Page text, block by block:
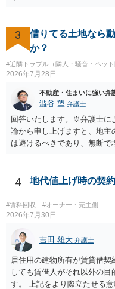
れますが、これは法的な保
れるかどうかについては信
すので、建物を事務所・店
り、リスクはそれほど大き
大家さんが契約違反を口実に
したり、立ち退きを迫る材料
ん。
3
借りてる土地なら
か？
#近隣トラブル（隣人・騒音・ペット
2026年7月28日
不動産・住まいに強い弁
澁谷 望 弁護士
回答いたします。※弁護士に
論から申し上げますと、地主
は避けるべきであり、無断
上、自分のペットの遺骨を
棄には該当しないため、犯
物の所有者は質問者様であ
ります。そのため、地主に無
を侵害する行為や、借地人と
事前に地主へ相談して許可
植え等で供養する「プランタ
されるのが確実かと思います
4 地代値上げ時の契
#賃料回収 #オーナー・売主側
2026年7月30日
吉田 雄大 弁護士
居住用の建物所有が賃貸借
しても賃借人がそれ以外の
す。 上記をより際立たせる